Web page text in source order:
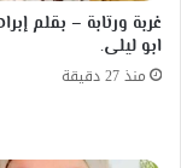
غربة ورتابة – بقلم
ابو ليلى.
منذ 27 دقيقة